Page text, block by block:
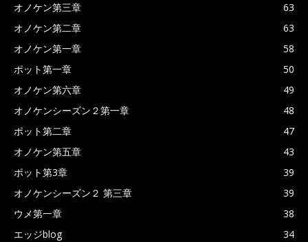
オノケン第三章
63
オノケン第二章
63
オノケン第一章
58
ポット第一章
50
オノケン第六章
49
オノケンシーズン２第一章
48
ポット第二章
47
オノケン第五章
43
ポット第3章
39
オノケンシーズン２ 第三章
39
ウメ第一章
38
エッジblog
34